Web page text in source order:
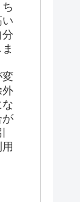
変
外
が